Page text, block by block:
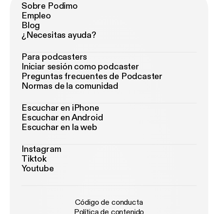
Sobre Podimo
Empleo
Blog
¿Necesitas ayuda?
Para podcasters
Iniciar sesión como podcaster
Preguntas frecuentes de Podcaster
Normas de la comunidad
Escuchar en iPhone
Escuchar en Android
Escuchar en la web
Instagram
Tiktok
Youtube
Código de conducta
Política de contenido